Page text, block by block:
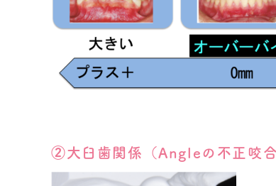
②大臼歯関係（Angleの不正咬合